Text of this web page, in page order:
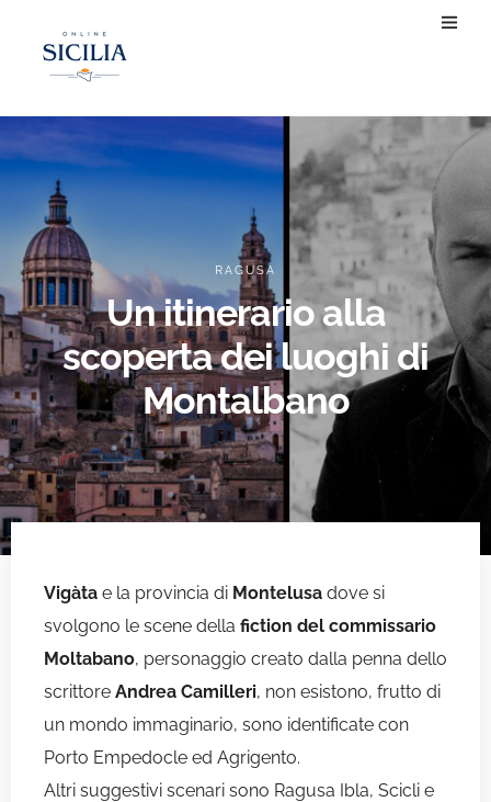
RAGUSA
Un itinerario alla
scoperta dei luoghi di
Montalbano
Vigàta e la provincia di Montelusa dove si
svolgono le scene della fiction del commissario
Moltabano, personaggio creato dalla penna dello
scrittore Andrea Camilleri, non esistono, frutto di
un mondo immaginario, sono identificate con
Porto Empedocle ed Agrigento.
Altri suggestivi scenari sono Ragusa Ibla, Scicli e